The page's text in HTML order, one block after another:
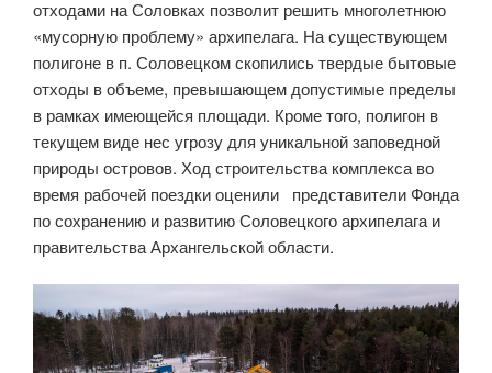
отходами на Соловках позволит решить многолетнюю
«мусорную проблему» архипелага. На существующем
полигоне в п. Соловецком скопились твердые бытовые
отходы в объеме, превышающем допустимые пределы
в рамках имеющейся площади. Кроме того, полигон в
текущем виде нес угрозу для уникальной заповедной
природы островов. Ход строительства комплекса во
время рабочей поездки оценили представители Фонда
по сохранению и развитию Соловецкого архипелага и
правительства Архангельской области.